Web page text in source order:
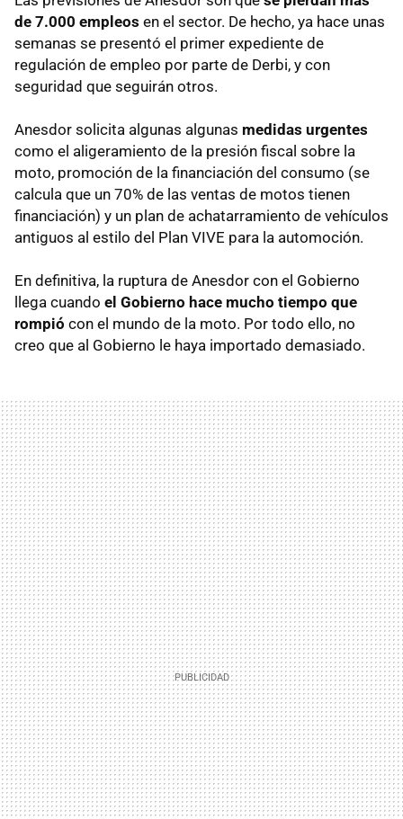
de 7.000 empleos en el sector. De hecho, ya hace unas
semanas se presentó el primer expediente de
regulación de empleo por parte de Derbi, y con
seguridad que seguirán otros.
Anesdor solicita algunas algunas medidas urgentes
como el aligeramiento de la presión fiscal sobre la
moto, promoción de la financiación del consumo (se
calcula que un 70% de las ventas de motos tienen
financiación) y un plan de achatarramiento de vehículos
antiguos al estilo del Plan VIVE para la automoción.
En definitiva, la ruptura de Anesdor con el Gobierno
llega cuando el Gobierno hace mucho tiempo que
rompió con el mundo de la moto. Por todo ello, no
creo que al Gobierno le haya importado demasiado.